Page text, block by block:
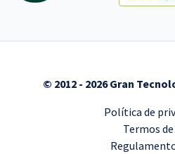
© 2012 - 2026 Gran
Política de
Termos